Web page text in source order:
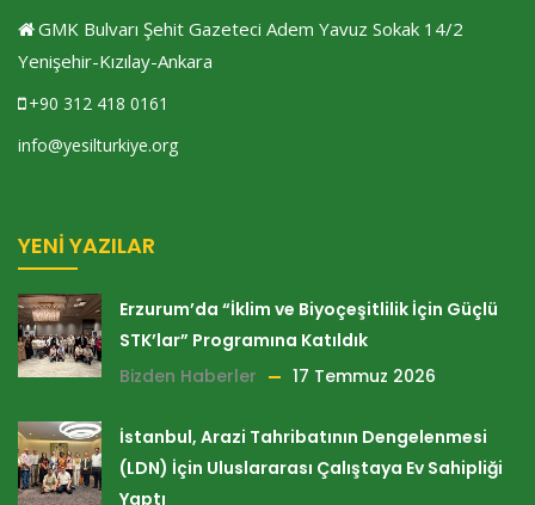
GMK Bulvarı Şehit Gazeteci Adem Yavuz Sokak 14/2
Yenişehir-Kızılay-Ankara
+90 312 418 0161
info@yesilturkiye.org
YENI YAZILAR
Erzurum’da “İklim ve Biyoçeşitlilik İçin Güçlü
STK’lar” Programına Katıldık
Bizden Haberler
17 Temmuz 2026
İstanbul, Arazi Tahribatının Dengelenmesi
(LDN) İçin Uluslararası Çalıştaya Ev Sahipliği
Yaptı